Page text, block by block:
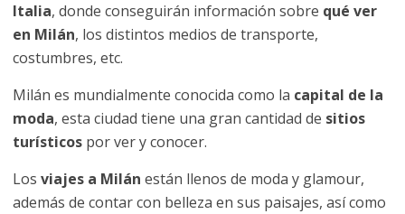
Italia, donde conseguirán información sobre qué ver
en Milán, los distintos medios de transporte,
costumbres, etc.
Milán es mundialmente conocida como la capital de la
moda, esta ciudad tiene una gran cantidad de sitios
turísticos por ver y conocer.
Los viajes a Milán están llenos de moda y glamour,
además de contar con belleza en sus paisajes, así como